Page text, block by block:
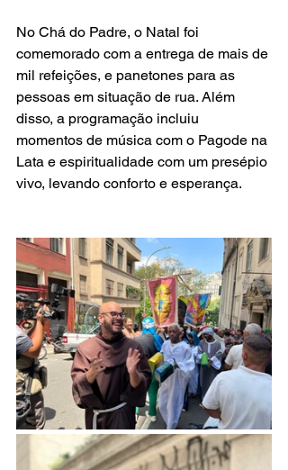
No Chá do Padre, o Natal foi
comemorado com a entrega de mais de
mil refeições, e panetones para as
pessoas em situação de rua. Além
disso, a programação incluiu
momentos de música com o Pagode na
Lata e espiritualidade com um presépio
vivo, levando conforto e esperança.